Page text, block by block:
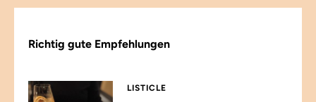
Richtig gute Empfehlungen
LISTICLE